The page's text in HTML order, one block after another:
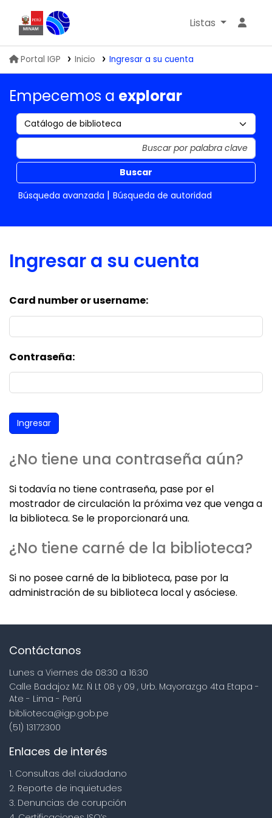
Biblioteca IGP
Listas
Portal IGP Inicio Ingresar a su cuenta
Empecemos a explorar
Buscar
Búsqueda avanzada
Búsqueda de autoridad
Ingresar a su cuenta
Card number or username:
Contraseña:
¿No tiene una contraseña aún?
Si todavía no tiene contraseña, pase por el
mostrador de circulación la próxima vez que venga a
la biblioteca. Se le proporcionará una.
¿No tiene carné de la biblioteca?
Si no posee carné de la biblioteca, pase por la
administración de su biblioteca local y asóciese.
Contáctanos
Lunes a Viernes de 08:30 a 16:30
Calle Badajoz Mz. Ñ Lt 08 y 09 , Urb. Mayorazgo 4ta Etapa -
Ate - Lima - Perú
biblioteca@igp.gob.pe
(51) 13172300
Enlaces de interés
1. Consultas del ciudadano
2. Reporte de inquietudes
3. Denuncias de corupción